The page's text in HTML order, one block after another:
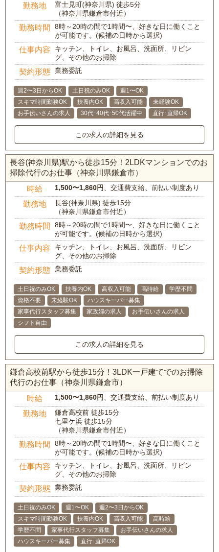
勤務地
富士見町(神奈川県) 徒歩5分
（神奈川県鎌倉市付近）
勤務時間
8時～20時の間で1時間〜、好きな日に働くこと
が可能です。(候補の日時から選択)
仕事内容
キッチン、トイレ、お風呂、洗面所、リビン
グ、その他のお掃除
契約形態 業務委託
週2〜3日からOK 土日祝のみOK
週1〜OK
スキマ時間勤務OK
扶養内OK 高収入可能
未経験OK
お手伝いさんの求人
30代･40代･50代活躍中 直行･直帰OK
この求人の詳細を見る
長谷(神奈川県)駅から徒歩15分！2LDKマンションでのお
掃除代行のお仕事（神奈川県鎌倉市）
時給 1,500〜1,860円 、交通費支給、前払い制度あり
勤務地
長谷(神奈川県) 徒歩15分
（神奈川県鎌倉市付近）
勤務時間
8時～20時の間で1時間〜、好きな日に働くこと
が可能です。(候補の日時から選択)
仕事内容
キッチン、トイレ、お風呂、洗面所、リビン
グ、その他のお掃除
契約形態 業務委託
土日祝のみOK 扶養内OK 高収入可能 高時給
学歴不問
資格不要
未経験OK
ハウスキーパー募集
家事代行スタッフ募集
家政婦の求人
お手伝いさんの求人
シフト自由
この求人の詳細を見る
鎌倉高校前駅から徒歩15分！3LDK一戸建てでのお掃除
代行のお仕事（神奈川県鎌倉市）
時給 1,500〜1,860円 、交通費支給、前払い制度あり
勤務地
鎌倉高校前 徒歩15分
七里ケ浜 徒歩15分
（神奈川県鎌倉市付近）
勤務時間
8時～20時の間で1時間〜、好きな日に働くこと
が可能です。(候補の日時から選択)
仕事内容
キッチン、トイレ、お風呂、洗面所、リビン
グ、その他のお掃除
契約形態 業務委託
土日祝のみOK 週1〜OK
週2〜3日からOK
スキマ時間勤務OK
扶養内OK 高収入可能
高時給
学歴不問
家事代行スタッフ募集
お手伝いさんの求人
ハウスキーパー募集
直行･直帰OK